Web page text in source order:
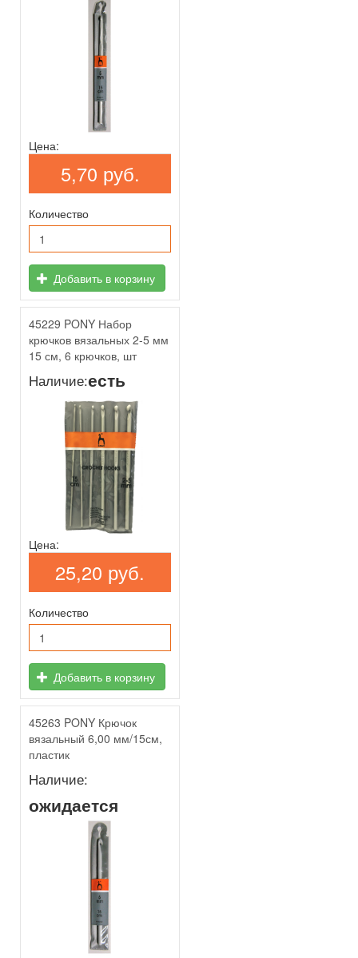
Цена:
5,70 руб.
Количество
Добавить в корзину
45229 PONY Набор
крючков вязальных 2-5 мм
15 см, 6 крючков, шт
Наличие:есть
Цена:
25,20 руб.
Количество
Добавить в корзину
45263 PONY Крючок
вязальный 6,00 мм/15см,
пластик
Наличие:
ожидается